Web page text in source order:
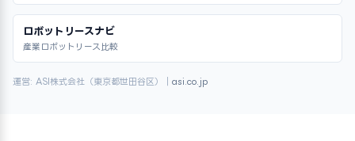
ロボットリースナビ
産業ロボットリース比較
運営: ASI株式会社（東京都世田谷区）｜ asi.co.jp